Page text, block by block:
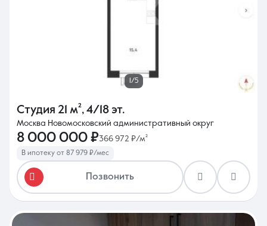
1/5
Студия 21 м², 4/18 эт.
Москва Новомосковский административный округ
8 000 000 ₽366 972 ₽/м²
В ипотеку от 87 979 ₽/мес
Позвонить